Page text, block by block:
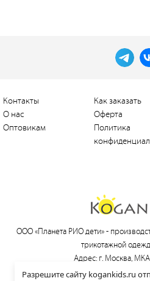
Разрешите сайту kogankids.ru
Контакты
О нас
Оптовикам
Как заказать
Оферта
Политика
ООО «Планета РИО дети» -
трикотажной
Адрес: г. Москва,
Тел.:+7 (495) 660-21-30, e-